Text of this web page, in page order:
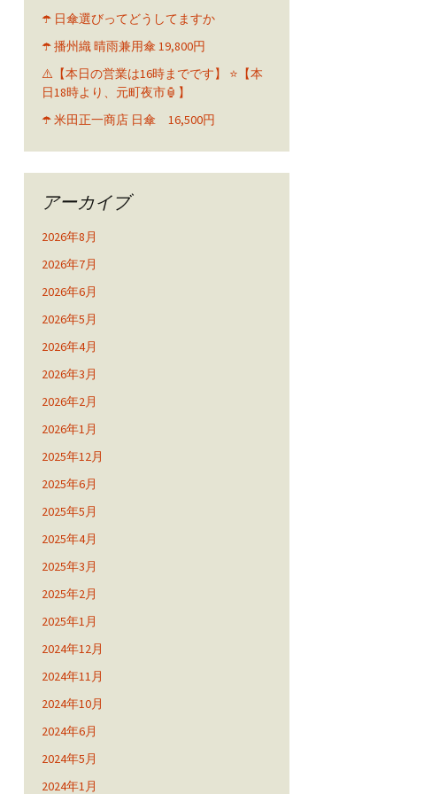
☂️ 日傘選びってどうしてますか
☂️ 播州織 晴雨兼用傘 19,800円
⚠️【本日の営業は16時までです】 ⭐️【本
日18時より、元町夜市🏮】
☂️ 米田正一商店 日傘 16,500円
アーカイブ
2026年8月
2026年7月
2026年6月
2026年5月
2026年4月
2026年3月
2026年2月
2026年1月
2025年12月
2025年6月
2025年5月
2025年4月
2025年3月
2025年2月
2025年1月
2024年12月
2024年11月
2024年10月
2024年6月
2024年5月
2024年1月